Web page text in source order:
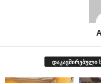
დაკავშირებული